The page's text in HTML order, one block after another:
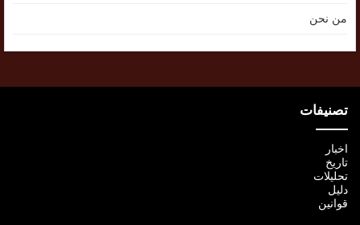
من نحن
تصنيفات
اخبار
تاريخ
تحليلات
دليل
قوانين